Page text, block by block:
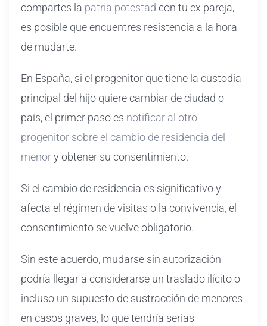
compartes la patria potestad con tu ex pareja,
es posible que encuentres resistencia a la hora
de mudarte.
En España, si el progenitor que tiene la custodia
principal del hijo quiere cambiar de ciudad o
país, el primer paso es notificar al otro
progenitor sobre el cambio de residencia del
menory obtener su consentimiento.
Si el cambio de residencia es significativo y
afecta el régimen de visitas o la convivencia, el
consentimiento se vuelve obligatorio.
Sin este acuerdo, mudarse sin autorización
podría llegar a considerarse un traslado ilícito o
incluso un supuesto de sustracción de menores
en casos graves, lo que tendría serias